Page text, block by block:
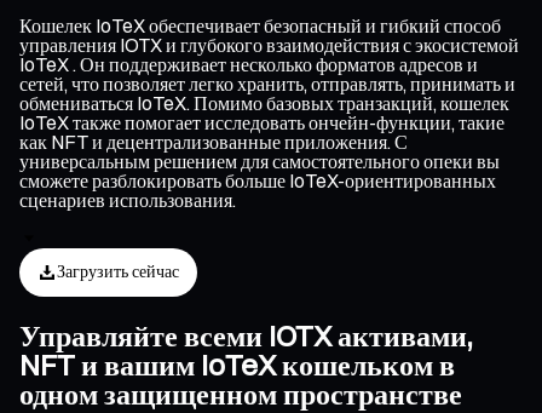
Кошелек IoTeX обеспечивает безопасный и гибкий способ
управления IOTX и глубокого взаимодействия с экосистемой
IoTeX . Он поддерживает несколько форматов адресов и
сетей, что позволяет легко хранить, отправлять, принимать и
обмениваться IoTeX. Помимо базовых транзакций, кошелек
IoTeX также помогает исследовать ончейн-функции, такие
как NFT и децентрализованные приложения. С
универсальным решением для самостоятельного опеки вы
сможете разблокировать больше IoTeX-ориентированных
сценариев использования.
Загрузить сейчас
Управляйте всеми IOTX активами,
NFT и вашим IoTeX кошельком в
одном защищенном пространстве